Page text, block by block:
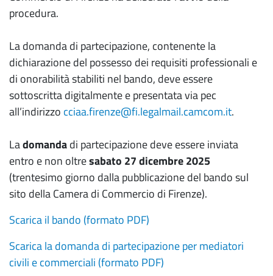
procedura.
La domanda di partecipazione, contenente la
dichiarazione del possesso dei requisiti professionali e
di onorabilità stabiliti nel bando, deve essere
sottoscritta digitalmente e presentata via pec
all’indirizzo cciaa.firenze@fi.legalmail.camcom.it.
Ladomandadi partecipazione deve essere inviata
entro e non oltresabato 27 dicembre 2025
(trentesimo giorno dalla pubblicazione del bando sul
sito della Camera di Commercio di Firenze).
Scarica il bando (formato PDF)
Scarica la domanda di partecipazione per mediatori
civili e commerciali (formato PDF)